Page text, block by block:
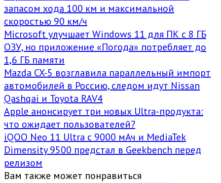
запасом хода 100 км и максимальной
скоростью 90 км/ч
Microsoft улучшает Windows 11 для ПК с 8 ГБ
ОЗУ, но приложение «Погода» потребляет до
1,6 ГБ памяти
Mazda CX-5 возглавила параллельный импорт
автомобилей в Россию, следом идут Nissan
Qashqai и Toyota RAV4
Apple анонсирует три новых Ultra-продукта:
что ожидает пользователей?
iQOO Neo 11 Ultra с 9000 мАч и MediaTek
Dimensity 9500 предстал в Geekbench перед
релизом
Вам также может понравиться